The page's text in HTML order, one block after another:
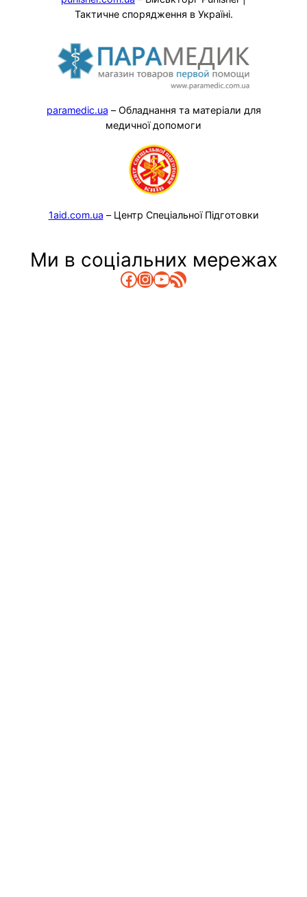
Тактичне спорядження в Україні.
paramedic.ua – Обладнання та матеріали для
медичної допомоги
1aid.com.ua – Центр Спеціальної Підготовки
Ми в соціальних мережах
Facebook
Instagram
YouTube
RSS Канал